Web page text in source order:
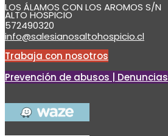
LOS ÁLAMOS CON LOS AROMOS S/N
ALTO HOSPICIO
572490320
info@salesianosaltohospicio.cl
Trabaja con nosotros
Prevención de abusos | Denuncias